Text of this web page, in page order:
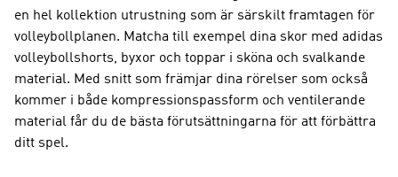
en hel kollektion utrustning som är särskilt framtagen för
volleybollplanen. Matcha till exempel dina skor med adidas
volleybollshorts, byxor och toppar i sköna och svalkande
material. Med snitt som främjar dina rörelser som också
kommer i både kompressionspassform och ventilerande
material får du de bästa förutsättningarna för att förbättra
ditt spel.